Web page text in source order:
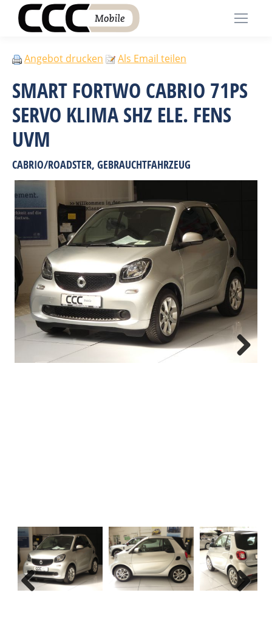
Angebot drucken Als Email teilen
SMART FORTWO CABRIO 71PS
SERVO KLIMA SHZ ELE. FENS
UVM
CABRIO/ROADSTER, GEBRAUCHTFAHRZEUG